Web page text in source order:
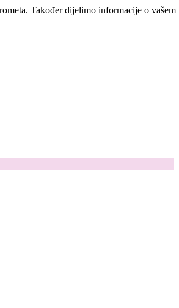
Također dijelimo informacije o vašem